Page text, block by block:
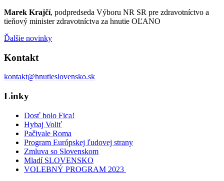
Marek Krajčí, podpredseda Výboru NR SR pre zdravotníctvo a
tieňový minister zdravotníctva za hnutie OĽANO
Ďalšie novinky
Kontakt
kontakt@hnutieslovensko.sk
Linky
Dosť bolo Fica!
Hybaj Voliť
Pačivale Roma
Program Európskej ľudovej strany
Zmluva so Slovenskom
Mladí SLOVENSKO
VOLEBNÝ PROGRAM 2023